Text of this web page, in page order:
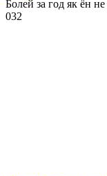
Болей за год як ён
032